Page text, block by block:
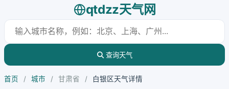
qtdzz天气网
查询天气
首页 / 城市 / 甘肃省 / 白银区天气详情